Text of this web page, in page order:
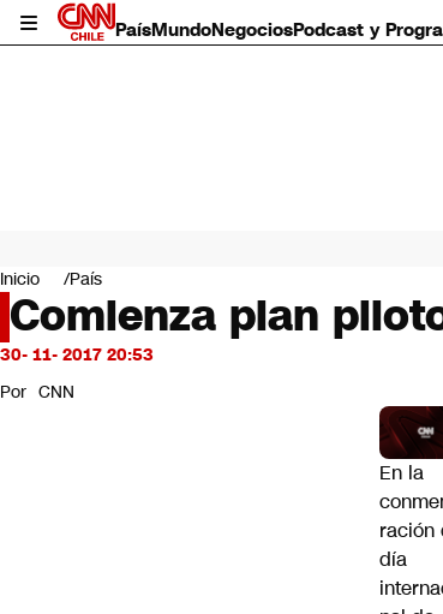
PaísMundoNegociosPodcast y
Mundo
Negocios
Deportes
Programas completos
Servicios
Inicio País
Comienza plan
30- 11- 2017 20:53
Por CNN
En la
ración
día